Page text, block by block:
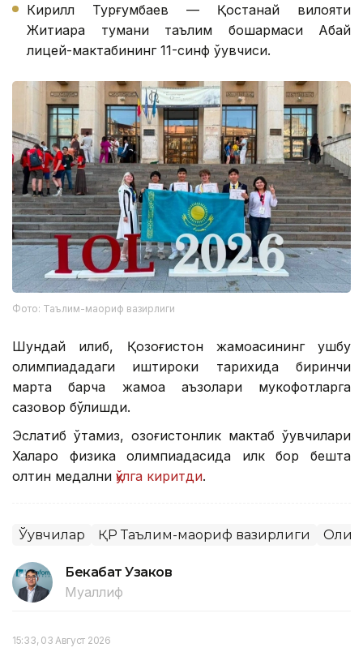
Кирилл Турғумбаев — Қостанай вилояти
Житиқара тумани таълим бошқармаси Абай
лицей-мактабининг 11-синф ўқувчиси.
Фото: Таълим-маориф вазирлиги
Шундай қилиб, Қозоғистон жамоасининг ушбу
олимпиададаги иштироки тарихида биринчи
марта барча жамоа аъзолари мукофотларга
сазовор бўлишди.
Эслатиб ўтамиз, қозоғистонлик мактаб ўқувчилари
Халқаро физика олимпиадасида илк бор бешта
олтин медални қўлга киритди.
Ўқувчилар ҚР Таълим-маориф вазирлиги
Бекабат Узаков
Муаллиф
15:33, 03 Август 2026